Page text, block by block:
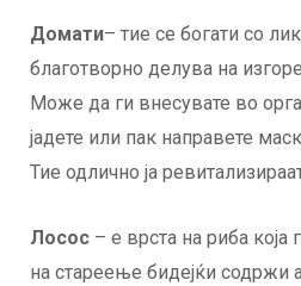
Домати– тие се богати со
благотворно делува на
Може да ги внесувате во
јадете или пак направете
Тие одлично ја
Лосос – е врста на риба која
на стареење бидејќи содржи